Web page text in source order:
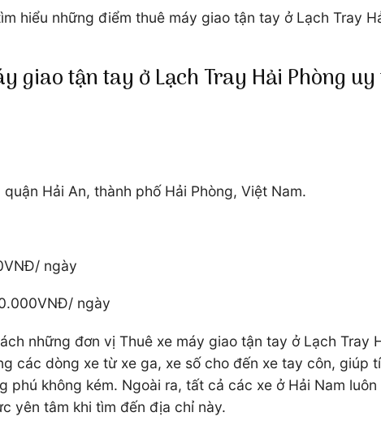
hiểu những điểm thuê máy giao tận tay ở Lạch Tray
giao tận tay ở Lạch Tray Hải Phòng
Hải An, thành phố Hải Phòng, Việt Nam.
ngày
ngày
những đơn vị Thuê xe máy giao tận tay ở Lạch
các dòng xe từ xe ga, xe số cho đến xe tay côn, giúp
không kém. Ngoài ra, tất cả các xe ở Hải Nam
yên tâm khi tìm đến địa chỉ này.